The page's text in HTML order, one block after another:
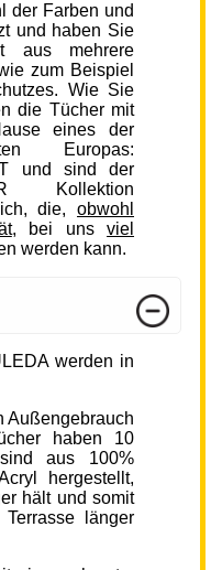
der Farben und
und haben Sie
aus mehrere
zum Beispiel
Wie Sie
die Tücher mit
eines der
Europas:
und sind der
Kollektion
die, obwohl
, bei unsviel
werden kann.
werden in
Außengebrauch
haben 10
aus 100%
hergestellt,
hält und somit
länger